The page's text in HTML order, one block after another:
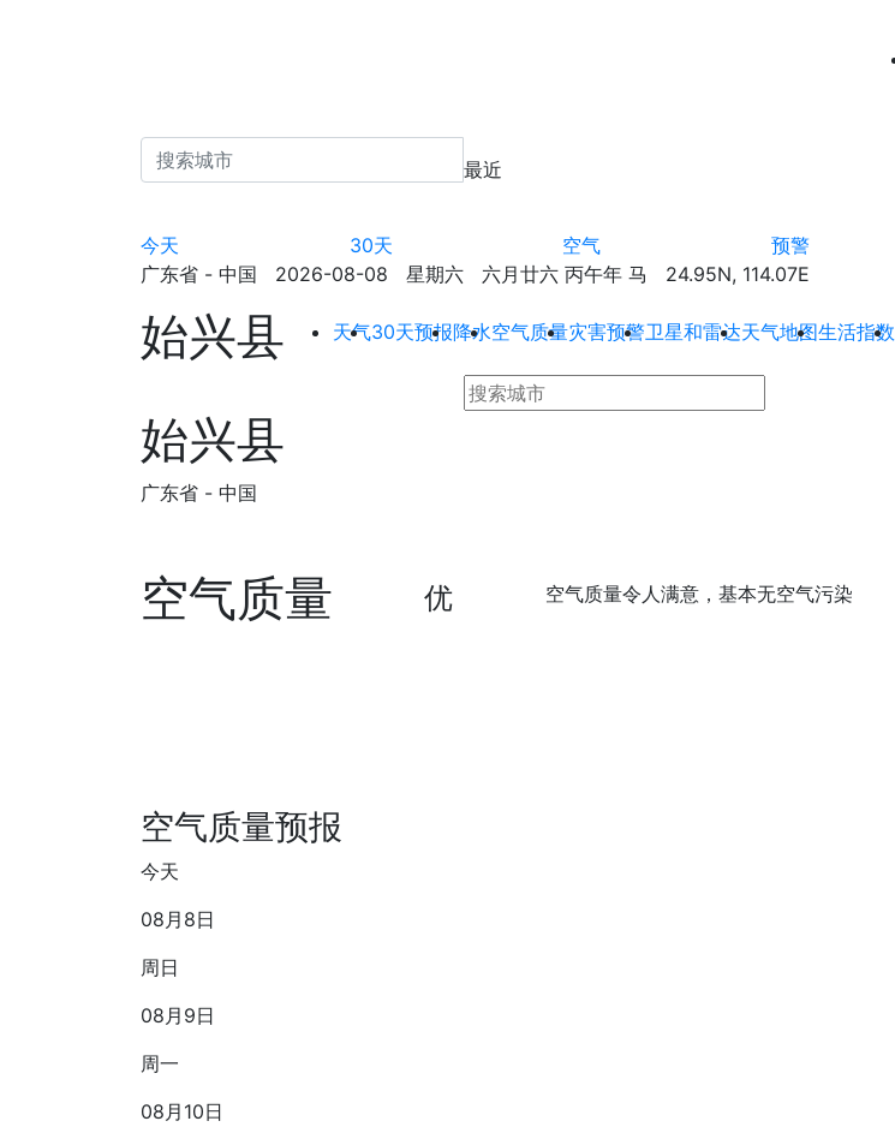
最近
今天 30天 空气 预警
广东省 - 中国 2026-08-08 星期六 六月廿六 丙午年 马 24.95N, 114.07E
始兴县 天气30天预报降水空气质量灾害预警卫星和雷达天气地图生活指数
始兴县
广东省 - 中国
空气质量 优 空气质量令人满意，基本无空气污染
空气质量预报
今天
08月8日
周日
08月9日
周一
08月10日